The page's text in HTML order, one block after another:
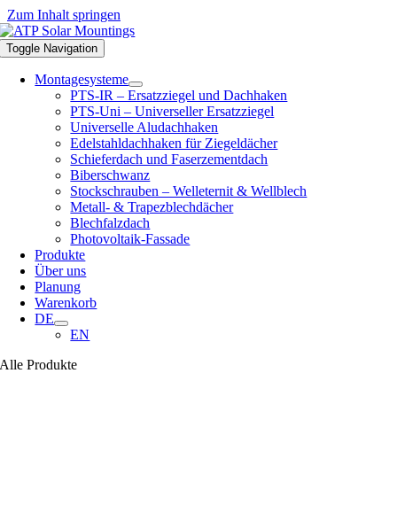
Zum Inhalt springen
Toggle Navigation
Montagesysteme
PTS-IR – Ersatzziegel und Dachhaken
PTS-Uni – Universeller Ersatzziegel
Universelle Aludachhaken
Edelstahldachhaken für Ziegeldächer
Schieferdach und Faserzementdach
Biberschwanz
Stockschrauben – Welleternit & Wellblech
Metall- & Trapezblechdächer
Blechfalzdach
Photovoltaik-Fassade
Produkte
Über uns
Planung
Warenkorb
DE
EN
Alle Produkte